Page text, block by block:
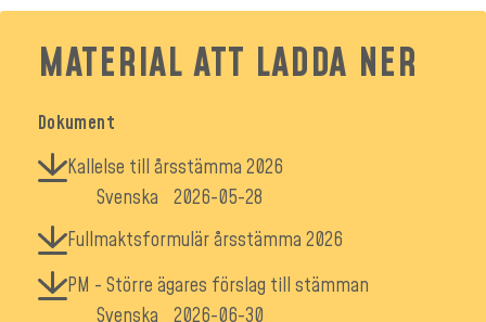
MATERIAL ATT LADDA NER
Dokument
Kallelse till årsstämma 2026
Svenska 2026-05-28
Fullmaktsformulär årsstämma 2026
PM - Större ägares förslag till stämman
Svenska 2026-06-30